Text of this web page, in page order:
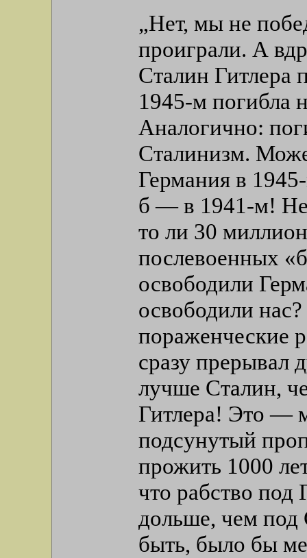
„Нет, мы не
проиграли. А
Сталин Гитлера
1945-м погибла
Аналогично:
Сталинизм.
Германия в
б — в 1941-м! Не
то ли 30
послевоенных
освободили
освободили
пораженческие
сразу прерывал
лучше Сталин,
Гитлера! Это —
подсунутый
прожить 1000
что рабство под
дольше, чем
быть, было бы